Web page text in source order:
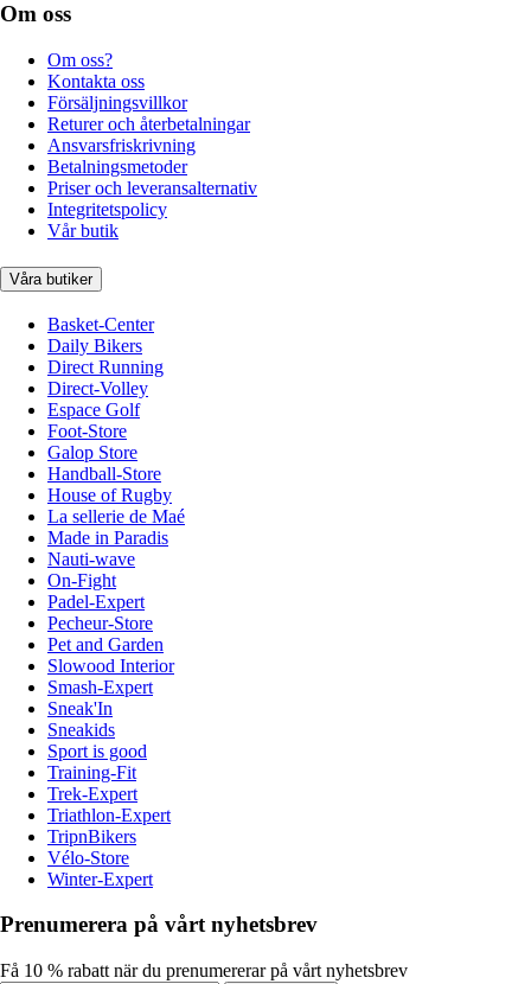
Om oss
Om oss?
Kontakta oss
Försäljningsvillkor
Returer och återbetalningar
Ansvarsfriskrivning
Betalningsmetoder
Priser och leveransalternativ
Integritetspolicy
Vår butik
Våra butiker
Basket-Center
Daily Bikers
Direct Running
Direct-Volley
Espace Golf
Foot-Store
Galop Store
Handball-Store
House of Rugby
La sellerie de Maé
Made in Paradis
Nauti-wave
On-Fight
Padel-Expert
Pecheur-Store
Pet and Garden
Slowood Interior
Smash-Expert
Sneak'In
Sneakids
Sport is good
Training-Fit
Trek-Expert
Triathlon-Expert
TripnBikers
Vélo-Store
Winter-Expert
Prenumerera på vårt nyhetsbrev
Få 10 % rabatt när du prenumererar på vårt nyhetsbrev